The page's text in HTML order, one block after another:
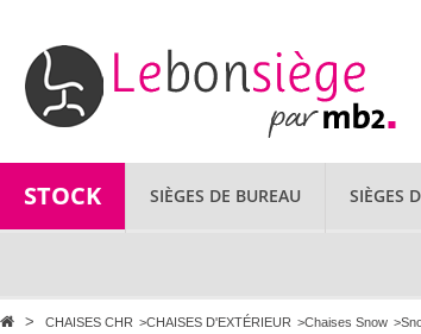
STOCK SIÈGES DE BUREAU SIÈGES
> CHAISES CHR >CHAISES D'EXTÉRIEUR >Chaises Snow >